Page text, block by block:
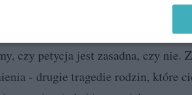
czy petycja jest zasadna, czy nie.
- drugie tragedie rodzin, które